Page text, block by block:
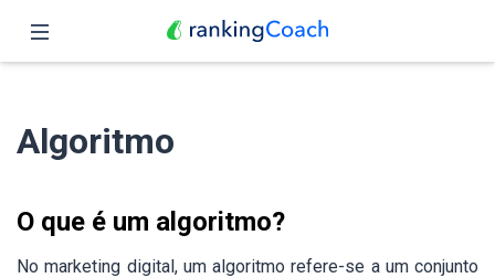
Funções
Parceiros
Algoritmo
O que é um algoritmo?
No marketing digital, um algoritmo refere-se a um conjunto